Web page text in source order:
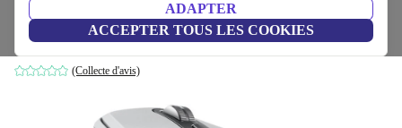
ADAPTER
ACCEPTER TOUS LES COOKIES
Logitech MX Anywhere 3
Argenté
(Collecte d'avis)